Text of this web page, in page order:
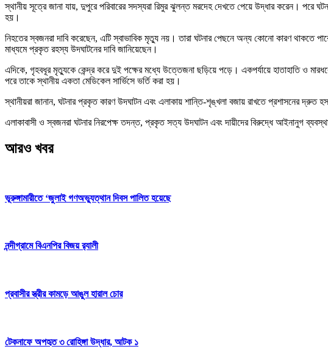
স্থানীয় সূত্রে জানা যায়, দুপুরে পরিবারের সদস্যরা রিমুর ঝুলন্ত মরদেহ দেখতে পেয়ে উদ্ধার করেন। পরে
হয়।
নিহতের স্বজনরা দাবি করেছেন, এটি স্বাভাবিক মৃত্যু নয়। তারা ঘটনার পেছনে অন্য কোনো কারণ থাকতে
মাধ্যমে প্রকৃত রহস্য উদঘাটনের দাবি জানিয়েছেন।
এদিকে, গৃহবধূর মৃত্যুকে কেন্দ্র করে দুই পক্ষের মধ্যে উত্তেজনা ছড়িয়ে পড়ে। একপর্যায়ে হাতাহাতি ও
পরে তাকে স্থানীয় একতা মেডিকেল সার্ভিসে ভর্তি করা হয়।
স্থানীয়রা জানান, ঘটনার প্রকৃত কারণ উদঘাটন এবং এলাকায় শান্তি-শৃঙ্খলা বজায় রাখতে প্রশাসনের দ্রুত
এলাকাবাসী ও স্বজনরা ঘটনার নিরপেক্ষ তদন্ত, প্রকৃত সত্য উদঘাটন এবং দায়ীদের বিরুদ্ধে আইনানুগ ব্যবস্থা
আরও খবর
ভূরুঙ্গামারীতে ‘জুলাই গণঅভ্যুত্থান দিবস পালিত হয়েছে
নন্দীগ্রামে বিএনপির বিজয় র‌্যালী
প্রবাসীর স্ত্রীর কামড়ে আঙুল হারাল চোর
টেকনাফে অপহৃত ৩ রোহিঙ্গা উদ্ধার, আটক ১